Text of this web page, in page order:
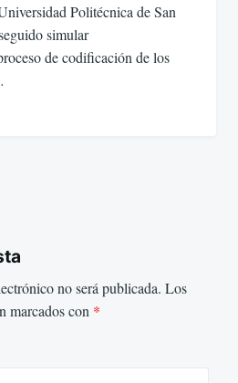
Politécnica de San
simular
de codificación de los
no será publicada. Los
marcados con *